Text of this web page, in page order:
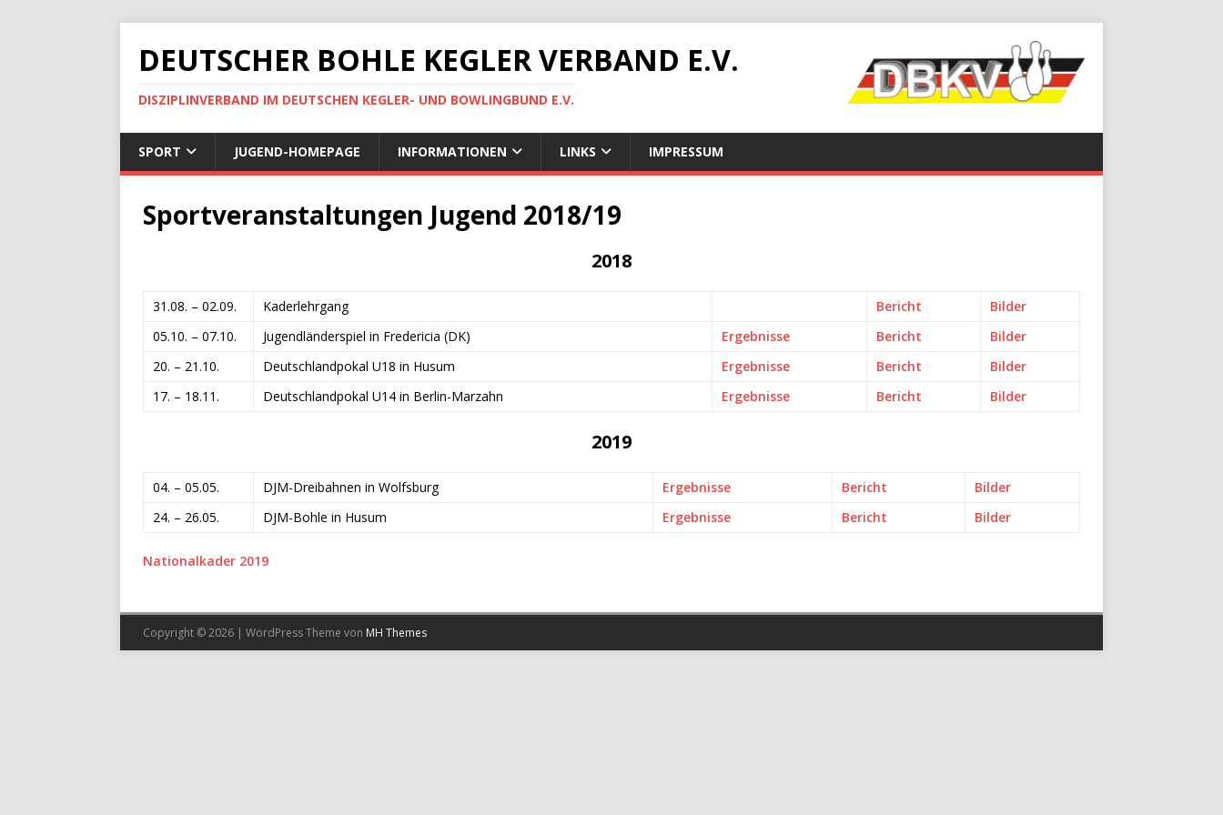
DEUTSCHER BOHLE KEGLER VERBAND E.V.
DISZIPLINVERBAND IM DEUTSCHEN KEGLER- UND BOWLINGBUND E.V.
SPORT JUGEND-HOMEPAGE INFORMATIONEN LINKS IMPRESSUM
Sportveranstaltungen Jugend 2018/19
2018
31.08. – 02.09. Kaderlehrgang Bericht
Bilder
05.10. – 07.10.
Jugendländerspiel in Fredericia (DK) Ergebnisse Bericht
Bilder
20. – 21.10.
Deutschlandpokal U18 in Husum Ergebnisse Bericht
Bilder
17. – 18.11.
Deutschlandpokal U14 in Berlin-Marzahn Ergebnisse Bericht Bilder
2019
04. – 05.05. DJM-Dreibahnen in Wolfsburg Ergebnisse Bericht
Bilder
24. – 26.05.
DJM-Bohle in Husum Ergebnisse Bericht Bilder
Nationalkader 2019
Copyright © 2026 | WordPress Theme von MH Themes